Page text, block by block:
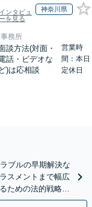
インタビュ
ーを見る
神奈川県
務所
談方法(対面・
話・ビデオな
ど)は応相談
営業時
間：本日
定休日
ブルの早期解決な
スメントまで幅広
ための法的戦略を